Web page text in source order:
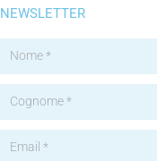
NEWSLETTER